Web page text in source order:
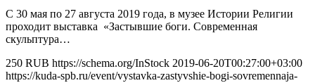
С 30 мая по 27 августа 2019 года, в музее Истории Религии
проходит выставка «Застывшие боги. Современная
скульптура…
250 RUB https://schema.org/InStock 2019-06-20T00:27:00+03:00
https://kuda-spb.ru/event/vystavka-zastyvshie-bogi-sovremennaja-